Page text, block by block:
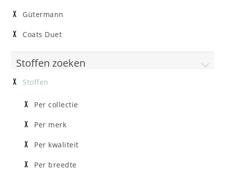
Gütermann
Coats Duet
Stoffen zoeken
Stoffen
Per collectie
Per merk
Per kwaliteit
Per breedte